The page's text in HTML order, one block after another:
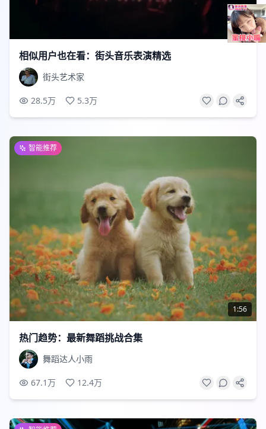
2:48
相似用户也在看：街头音乐表演精选
街头艺术家
28.5万 5.3万
1:56
热门趋势：最新舞蹈挑战合集
舞蹈达人小雨
67.1万 12.4万
智能推荐